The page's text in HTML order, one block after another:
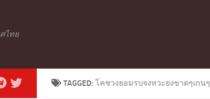
ไทย
TAGGED: โคชวงยอมรบจงหวะยงขาดๆเกนๆ